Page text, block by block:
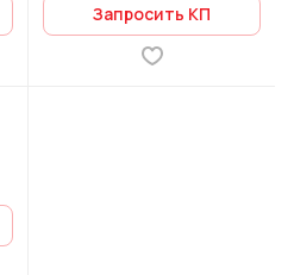
Запросить КП